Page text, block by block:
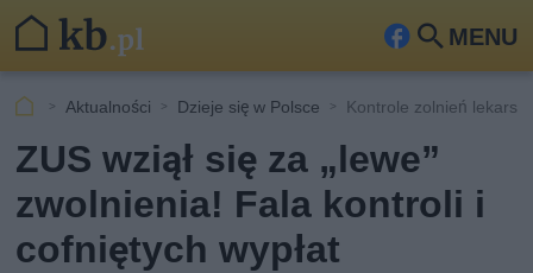
MENU
Fa
ook
Szu
kaj
Aktualności Dzieje się w Polsce Kontrole zolnień
ZUS wziął się za „lewe”
zwolnienia! Fala kontroli i
cofniętych wypłat